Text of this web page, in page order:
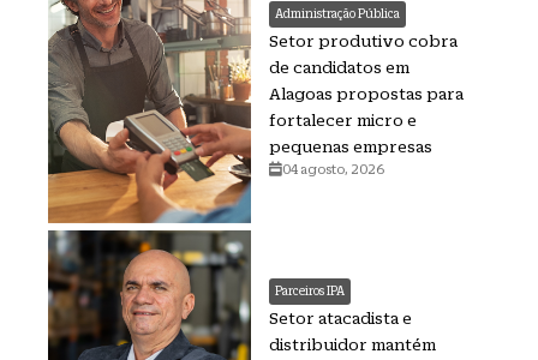
Administração Pública
Setor produtivo cobra
de candidatos em
Alagoas propostas para
fortalecer micro e
pequenas empresas
04 agosto, 2026
Parceiros IPA
Setor atacadista e
distribuidor mantém